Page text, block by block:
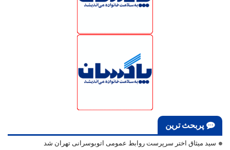
پربحث ترین
سید میثاق اختر سرپرست روابط عمومی اتوبوسرانی تهران شد